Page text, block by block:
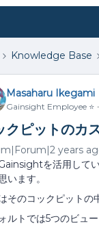
Knowledge Base
Masaharu Ikegami
Gainsight Employee ⭐️
クピットのカ
years
を活用して
います。
そのコックピットの
ルトでは5つのビュ